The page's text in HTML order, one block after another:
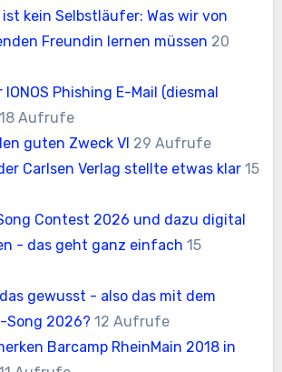
kein Selbstläufer: Was wir von
Freundin lernen müssen 20
Phishing E-Mail (diesmal
18 Aufrufe
guten Zweck VI 29 Aufrufe
Carlsen Verlag stellte etwas klar 15
Contest 2026 und dazu digital
- das geht ganz einfach 15
gewusst - also das mit dem
Song 2026? 12 Aufrufe
Barcamp RheinMain 2018 in